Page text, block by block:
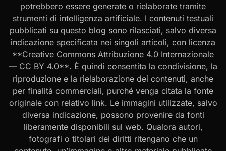
potrebbero essere generate o rielaborate tramite
strumenti di intelligenza artificiale. I contenuti testuali
pubblicati su questo blog sono rilasciati, salvo diversa
indicazione specificata nei singoli articoli, con licenza
**Creative Commons Attribuzione 4.0 Internazionale
— CC BY 4.0**. È quindi consentita la condivisione, la
riproduzione e la rielaborazione dei contenuti, anche
per finalità commerciali, purché venga citata la fonte
originale con relativo link. Le immagini utilizzate, salvo
diversa indicazione, possono provenire da fonti
liberamente disponibili sul web. Qualora autori,
fotografi o titolari dei diritti ritengano che un